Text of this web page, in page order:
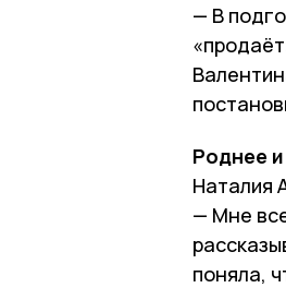
— В
Роднее
Наталия
— Мне
поняла,